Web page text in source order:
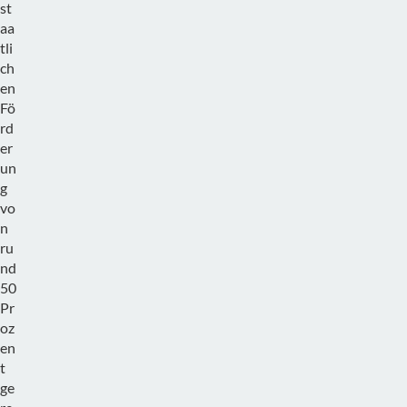
st
aa
tli
ch
en
Fö
rd
er
un
g
vo
n
ru
nd
50
Pr
oz
en
t
ge